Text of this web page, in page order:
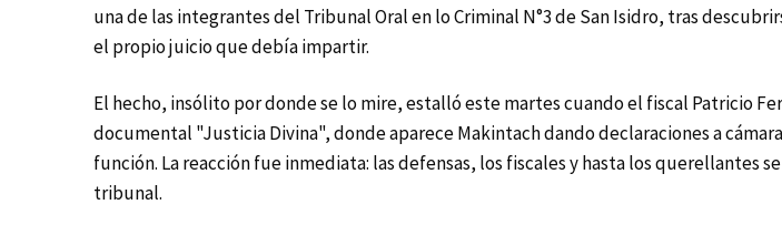
una de las integrantes del Tribunal Oral en lo Criminal N°3 de San Isidro, tras
el propio juicio que debía impartir.
El hecho, insólito por donde se lo mire, estalló este martes cuando el fiscal Patricio
documental "Justicia Divina", donde aparece Makintach dando declaraciones a
función. La reacción fue inmediata: las defensas, los fiscales y hasta los querellantes
tribunal.